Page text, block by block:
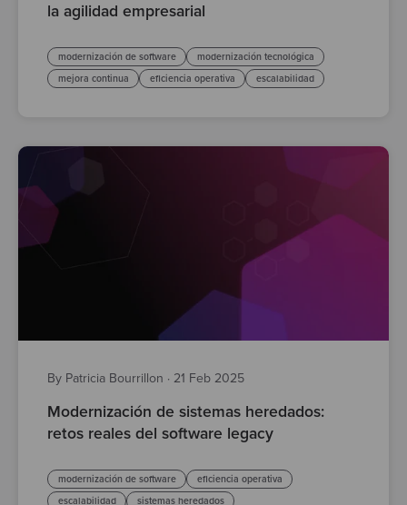
la agilidad empresarial
modernización de software
modernización tecnológica
mejora continua
eficiencia operativa escalabilidad
By Patricia Bourrillon · 21 Feb 2025
Modernización de sistemas heredados:
retos reales del software legacy
modernización de software
eficiencia operativa
escalabilidad
sistemas heredados